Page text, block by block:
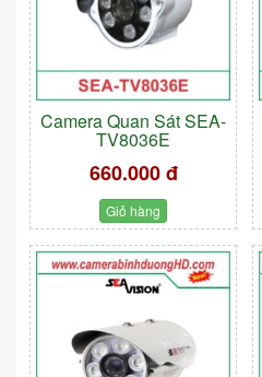
Camera Quan Sát SEA-
TV8036E
660.000 đ
Giỏ hàng